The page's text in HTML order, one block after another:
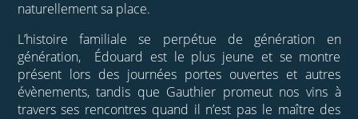
naturellement sa place.
L’histoire familiale se perpétue de génération en
génération, Édouard est le plus jeune et se montre
présent lors des journées portes ouvertes et autres
évènements, tandis que Gauthier promeut nos vins à
travers ses rencontres quand il n’est pas le maître des